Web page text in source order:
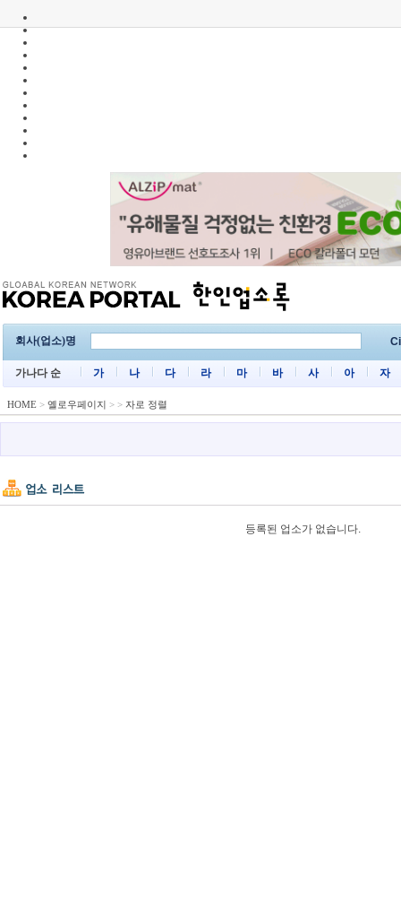
회사(업소)명
가나다 순 가 나 다 라 마 바 사 아 자
HOME > 옐로우페이지 > > 자로 정렬
등록된 업소가 없습니다.